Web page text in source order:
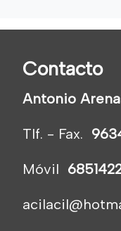
Contacto
Antonio
Tlf. - Fax.
Móvil